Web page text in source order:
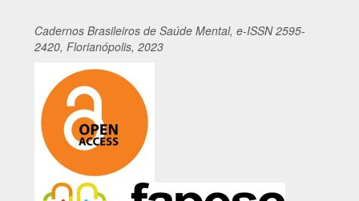
Cadernos Brasileiros de Saúde Mental, e-ISSN 2595-
2420, Florianópolis, 2023